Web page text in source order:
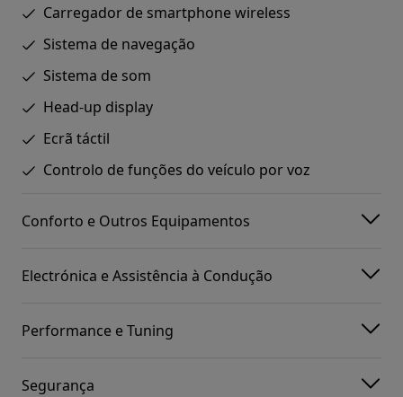
Carregador de smartphone wireless
Sistema de navegação
Sistema de som
Head-up display
Ecrã táctil
Controlo de funções do veículo por voz
Conforto e Outros Equipamentos
Electrónica e Assistência à Condução
Performance e Tuning
Segurança